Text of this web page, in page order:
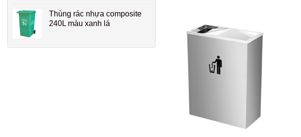
Thùng rác nhựa composite
240L màu xanh lá